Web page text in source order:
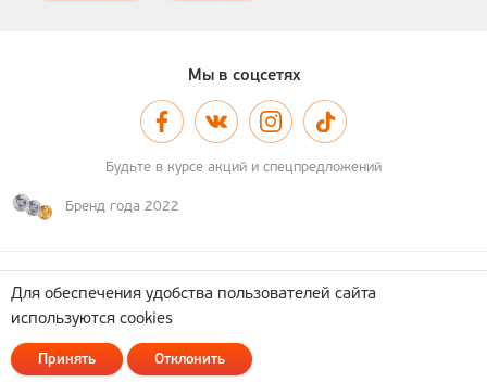
Для обеспечения удобства пользователей сайта
используются cookies
Принять Отклонить
Мы в соцсетях
Будьте в курсе акций и спецпредложений
Бренд года 2022
Политика обработки персональных данных
ОДО "Астотрейдинг". УНП 690362737
223053, Минский район, д. Боровая, д. 7, админ. помещения, кабинет 24